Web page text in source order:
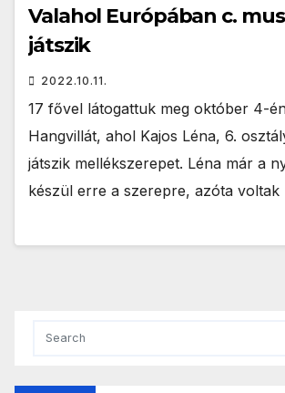
Valahol Európában c.
játszik
2022.10.11.
17 fővel látogattuk meg október 4-
Hangvillát, ahol Kajos Léna, 6.
játszik mellékszerepet. Léna már a
készül erre a szerepre, azóta